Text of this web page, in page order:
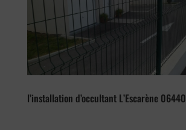
l’installation d’occultant L’Escarène 06440